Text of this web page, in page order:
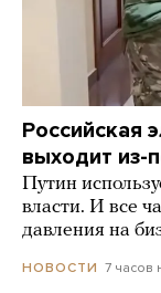
Российская
выходит из-
Путин
власти. И все
давления на
НОВОСТИ 7 часов